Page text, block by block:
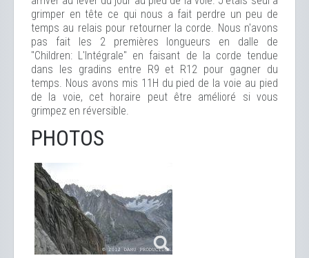
grimper en tête ce qui nous a fait perdre un peu de
temps au relais pour retourner la corde. Nous n'avons
pas fait les 2 premières longueurs en dalle de
"Children: L'Intégrale" en faisant de la corde tendue
dans les gradins entre R9 et R12 pour gagner du
temps. Nous avons mis 11H du pied de la voie au pied
de la voie, cet horaire peut être amélioré si vous
grimpez en réversible.
PHOTOS